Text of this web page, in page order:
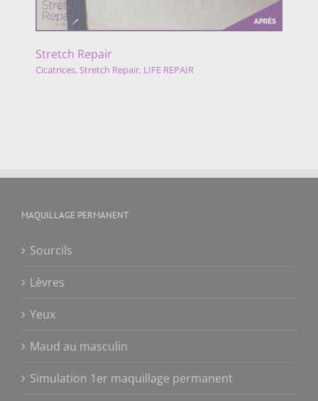
Stretch Repair
Cicatrices, Stretch Repair, LIFE REPAIR
MAQUILLAGE PERMANENT
Sourcils
Lèvres
Yeux
Maud au masculin
Simulation 1er maquillage permanent